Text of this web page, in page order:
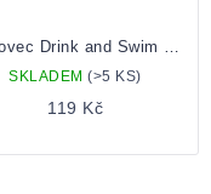
SKLADEM(>5 KS)
119 Kč